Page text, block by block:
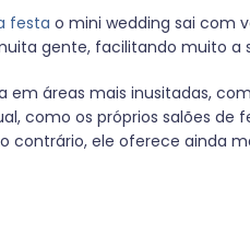
festa o mini wedding sai com
gente, facilitando muito a
áreas mais inusitadas,
como os próprios salões de
contrário, ele oferece ainda